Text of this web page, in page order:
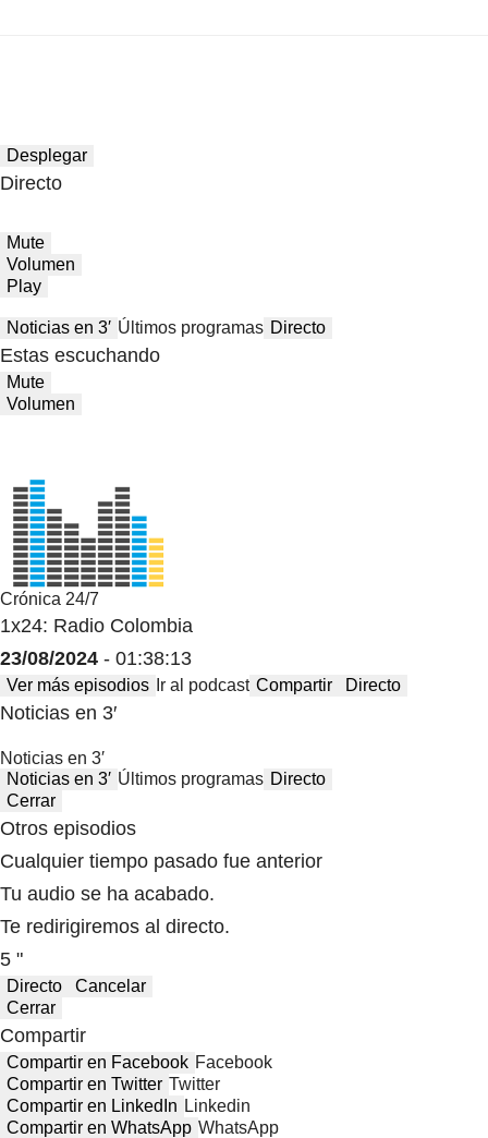
Desplegar
Directo
Mute
Volumen
Play
Noticias en 3′ Últimos programas Directo
Estas escuchando
Mute
Volumen
Crónica 24/7
1x24: Radio Colombia
23/08/2024 - 01:38:13
Ver más episodios Ir al podcast Compartir Directo
Noticias en 3′
Noticias en 3′
Noticias en 3′ Últimos programas Directo
Cerrar
Otros episodios
Cualquier tiempo pasado fue anterior
Tu audio se ha acabado.
Te redirigiremos al directo.
5 "
Directo
Cancelar
Cerrar
Compartir
Compartir en Facebook Facebook
Compartir en Twitter Twitter
Compartir en LinkedIn Linkedin
Compartir en WhatsApp WhatsApp